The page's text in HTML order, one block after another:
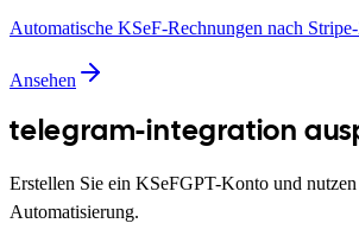
Automatische KSeF-Rechnungen nach
Ansehen
telegram-integration
Erstellen Sie ein KSeFGPT-Konto und
Automatisierung.